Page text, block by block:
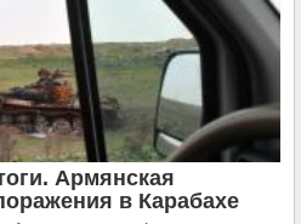
Армянская
в Карабахе